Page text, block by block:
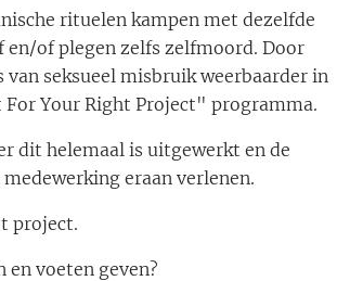
rituelen kampen met dezelfde
en/of plegen zelfs zelfmoord. Door
seksueel misbruik weerbaarder in
Your Right Project" programma.
dit helemaal is uitgewerkt en de
eraan verlenen.
project.
voeten geven?